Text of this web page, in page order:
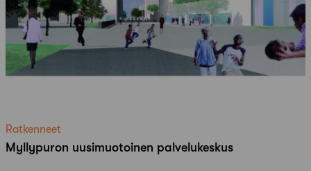
Ratkenneet
Myllypuron uusimuotoinen palvelukeskus